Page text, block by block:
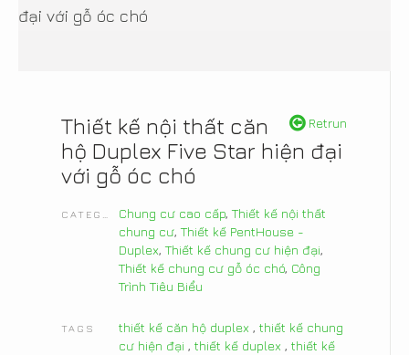
Retrun
Thiết kế nội thất căn
hộ Duplex Five Star hiện đại
với gỗ óc chó
Chung cư cao cấp, Thiết kế nội thất
chung cư, Thiết kế PentHouse -
Duplex, Thiết kế chung cư hiện đại,
Thiết kế chung cư gỗ óc chó, Công
Trình Tiêu Biểu
TAGS thiết kế căn hộ duplex , thiết kế chung
cư hiện đại , thiết kế duplex , thiết kế